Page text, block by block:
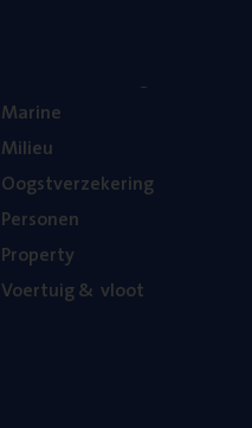
Mari­ne
Mili­eu
Oogst­ver­ze­ke­ring
Per­so­nen
Pro­per­ty
Voer­tuig& vloot